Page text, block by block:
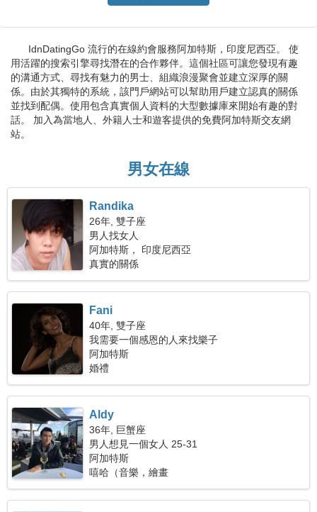
IdnDatingGo 流行的在線約會服務阿加特斯，印度尼西亞。 使
用活躍的搜索引擎尋找潛在的合作夥伴。這個社區可讓您發現有趣
的溝通方式、尋找有魅力的男士、組織浪漫聚會並建立深厚的關
係。由於其獨特的系統，該門戶網站可以幫助用戶建立認真的關係
並找到配偶。使用包含真實個人資料的大型數據庫來開始有趣的對
話。 加入為當地人、外籍人士和遊客提供的免費阿加特斯交友網
站。
男女在線
Randika
26年, 雙子座
男人找女人
阿加特斯， 印度尼西亞
真實的關係
Fani
40年, 雙子座
我需要一個感恩的人來找樂子
阿加特斯
婚禮
Aldy
36年, 巨蟹座
男人想見一個女人 25-31
阿加特斯
嘻哈（音樂，繪畫